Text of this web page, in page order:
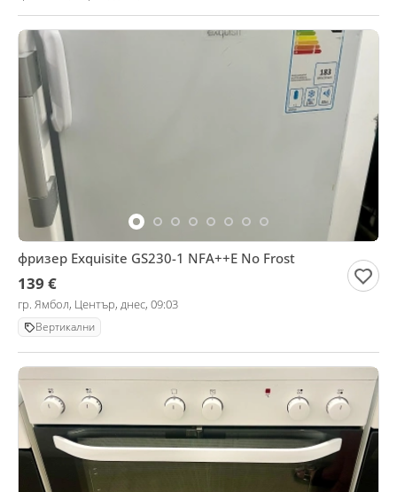
фризер Exquisite GS230-1 NFA++E No Frost
139 €
гр. Ямбол, Център, днес, 09:03
Вертикални